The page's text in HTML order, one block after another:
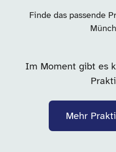
Finde das passende
Im Moment gibt es
Mehr